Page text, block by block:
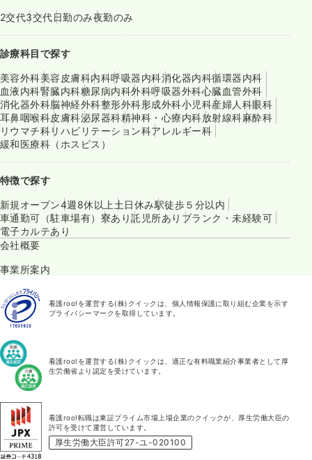
2交代3交代日勤のみ夜勤のみ
診療科目で探す
美容外科美容皮膚科内科呼吸器内科消化器内科循環器内科
血液内科腎臓内科糖尿病内科外科呼吸器外科心臓血管外科
消化器外科脳神経外科整形外科形成外科小児科産婦人科眼科
耳鼻咽喉科皮膚科泌尿器科精神科・心療内科放射線科麻酔科
リウマチ科リハビリテーション科アレルギー科
緩和医療科（ホスピス）
特徴で探す
新規オープン4週8休以上 土日休み駅徒歩５分以内
車通勤可（駐車場有） 寮あり託児所あり ブランク・未経験可
電子カルテあり
会社概要
事業所案内
看護roo!を運営する(株)クイックは、個人情報保護に取り組む企業を示す
プライバシーマークを取得しています。
看護roo!を運営する(株)クイックは、適正な有料職業紹介事業者として厚
生労働省より認定を受けています。
看護roo!転職は東証プライム市場上場企業のクイックが、厚生労働大臣の
許可を受けて運営しています。
厚生労働大臣許可27-ユ-020100